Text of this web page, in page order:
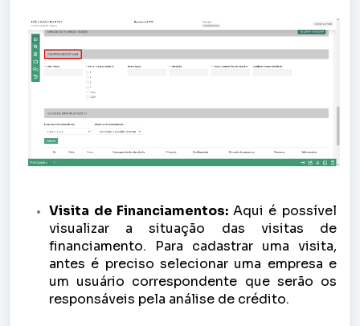
Visita de Financiamentos: Aqui é possível
visualizar a situação das visitas de
financiamento. Para cadastrar uma visita,
antes é preciso selecionar uma empresa e
um usuário correspondente que serão os
responsáveis pela análise de crédito.